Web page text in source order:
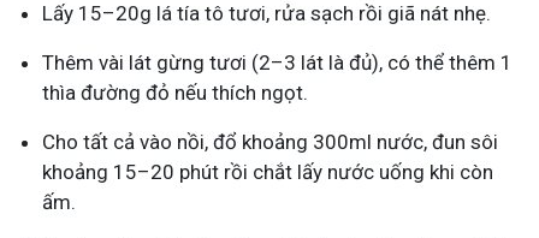
Lấy 15–20g lá tía tô tươi, rửa sạch rồi giã nát nhẹ.
Thêm vài lát gừng tươi (2–3 lát là đủ), có thể thêm 1
thìa đường đỏ nếu thích ngọt.
Cho tất cả vào nồi, đổ khoảng 300ml nước, đun sôi
khoảng 15–20 phút rồi chắt lấy nước uống khi còn
ấm.